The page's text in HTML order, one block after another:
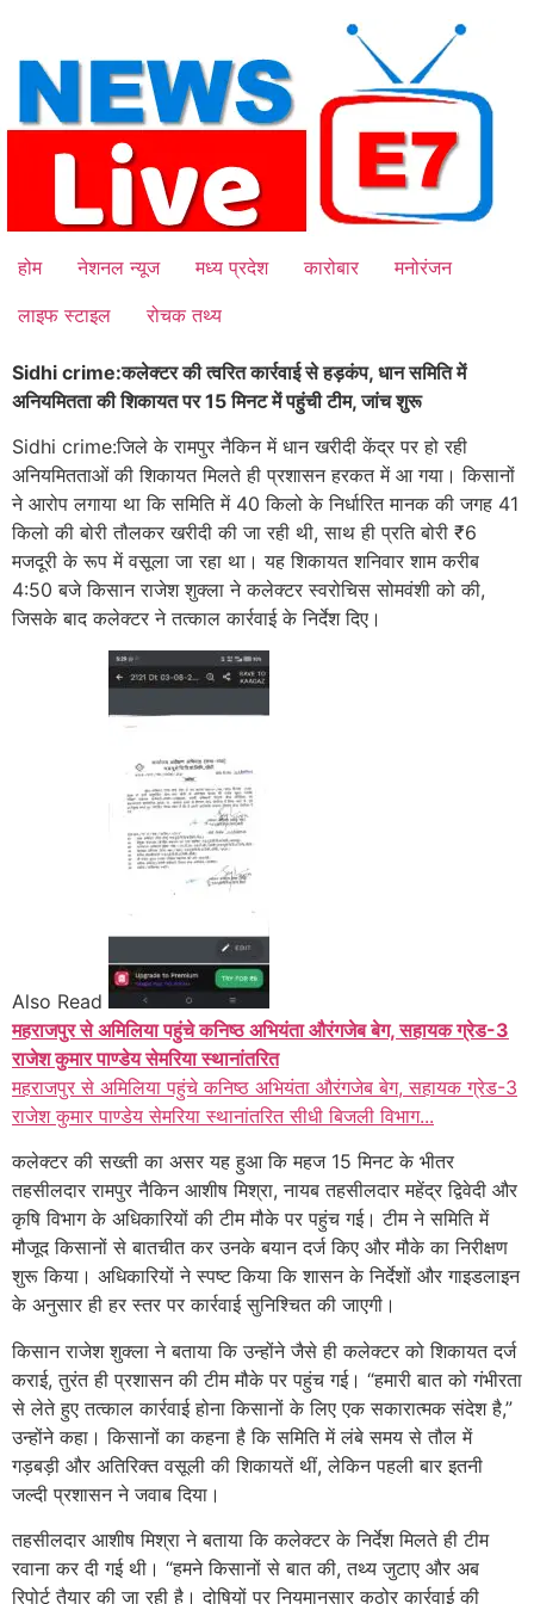
content
होम नेशनल न्यूज मध्य प्रदेश कारोबार
मनोरंजन
लाइफ स्टाइल
रोचक तथ्य
Sidhi crime:कलेक्टर की त्वरित कार्रवाई से हड़कंप, धान समिति में
अनियमितता की शिकायत पर 15 मिनट में पहुंची टीम, जांच शुरू
Sidhi crime:जिले के रामपुर नैकिन में धान खरीदी केंद्र पर हो रही
अनियमितताओं की शिकायत मिलते ही प्रशासन हरकत में आ गया। किसानों
ने आरोप लगाया था कि समिति में 40 किलो के निर्धारित मानक की जगह 41
किलो की बोरी तौलकर खरीदी की जा रही थी, साथ ही प्रति बोरी ₹6
मजदूरी के रूप में वसूला जा रहा था। यह शिकायत शनिवार शाम करीब
4:50 बजे किसान राजेश शुक्ला ने कलेक्टर स्वरोचिस सोमवंशी को की,
जिसके बाद कलेक्टर ने तत्काल कार्रवाई के निर्देश दिए।
Also Read
महराजपुर से अमिलिया पहुंचे कनिष्ठ अभियंता औरंगजेब बेग, सहायक ग्रेड-3
राजेश कुमार पाण्डेय सेमरिया स्थानांतरित
महराजपुर से अमिलिया पहुंचे कनिष्ठ अभियंता औरंगजेब बेग, सहायक ग्रेड-3
राजेश कुमार पाण्डेय सेमरिया स्थानांतरित सीधी बिजली विभाग...
कलेक्टर की सख्ती का असर यह हुआ कि महज 15 मिनट के भीतर
तहसीलदार रामपुर नैकिन आशीष मिश्रा, नायब तहसीलदार महेंद्र द्विवेदी और
कृषि विभाग के अधिकारियों की टीम मौके पर पहुंच गई। टीम ने समिति में
मौजूद किसानों से बातचीत कर उनके बयान दर्ज किए और मौके का निरीक्षण
शुरू किया। अधिकारियों ने स्पष्ट किया कि शासन के निर्देशों और गाइडलाइन
के अनुसार ही हर स्तर पर कार्रवाई सुनिश्चित की जाएगी।
किसान राजेश शुक्ला ने बताया कि उन्होंने जैसे ही कलेक्टर को शिकायत दर्ज
कराई, तुरंत ही प्रशासन की टीम मौके पर पहुंच गई। “हमारी बात को गंभीरता
से लेते हुए तत्काल कार्रवाई होना किसानों के लिए एक सकारात्मक संदेश है,”
उन्होंने कहा। किसानों का कहना है कि समिति में लंबे समय से तौल में
गड़बड़ी और अतिरिक्त वसूली की शिकायतें थीं, लेकिन पहली बार इतनी
जल्दी प्रशासन ने जवाब दिया।
तहसीलदार आशीष मिश्रा ने बताया कि कलेक्टर के निर्देश मिलते ही टीम
रवाना कर दी गई थी। “हमने किसानों से बात की, तथ्य जुटाए और अब
रिपोर्ट तैयार की जा रही है। दोषियों पर नियमानुसार कठोर कार्रवाई की